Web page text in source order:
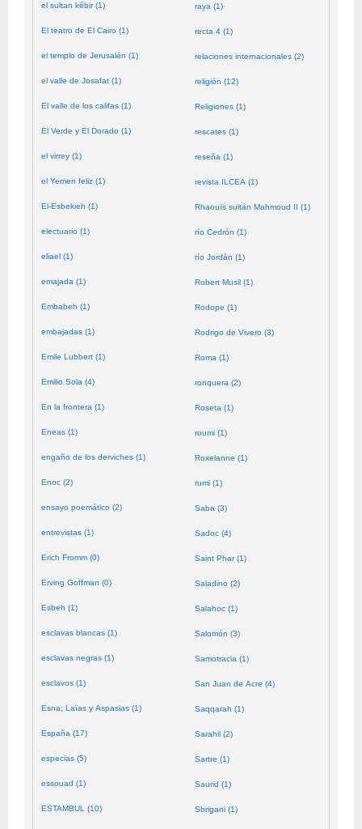
el sultan kébir (1)
El teatro de El Cairo (1)
el templo de Jerusalén (1)
el valle de Josafat (1)
El valle de los califas (1)
El Verde y El Dorado (1)
el virrey (1)
el Yemen feliz (1)
El-Esbekieh (1)
electuario (1)
eliael (1)
emajada (1)
Embabeh (1)
embajadas (1)
Emile Lubbert (1)
Emilio Sola (4)
En la frontera (1)
Eneas (1)
engaño de los derviches (1)
Enoc (2)
ensayo poemático (2)
entrevistas (1)
Erich Fromm (0)
Erving Goffman (0)
Esbeh (1)
esclavas blancas (1)
esclavas negras (1)
esclavos (1)
Esna; Laïas y Aspasias (1)
España (17)
especias (5)
essouad (1)
ESTAMBUL (10)
raya (1)
recta 4 (1)
relaciones internacionales (2)
religión (12)
Religiones (1)
rescates (1)
reseña (1)
revista ILCEA (1)
Rhaouïs sultán Mahmoud II (1)
río Cedrón (1)
río Jordán (1)
Robert Musil (1)
Rodope (1)
Rodrigo de Vivero (3)
Roma (1)
ronquera (2)
Roseta (1)
roumi (1)
Roxelanne (1)
rumi (1)
Saba (3)
Sadoc (4)
Saint Phar (1)
Saladino (2)
Salahoc (1)
Salomón (3)
Samotracia (1)
San Juan de Acre (4)
Saqqarah (1)
Sarahil (2)
Sartre (1)
Saurid (1)
Sbrigani (1)